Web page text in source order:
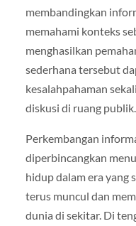
membandingkan
memahami konteks
menghasilkan
sederhana tersebut
kesalahpahaman
diskusi di ruang publik.
Perkembangan
diperbincangkan
hidup dalam era yang
terus muncul dan
dunia di sekitar. Di